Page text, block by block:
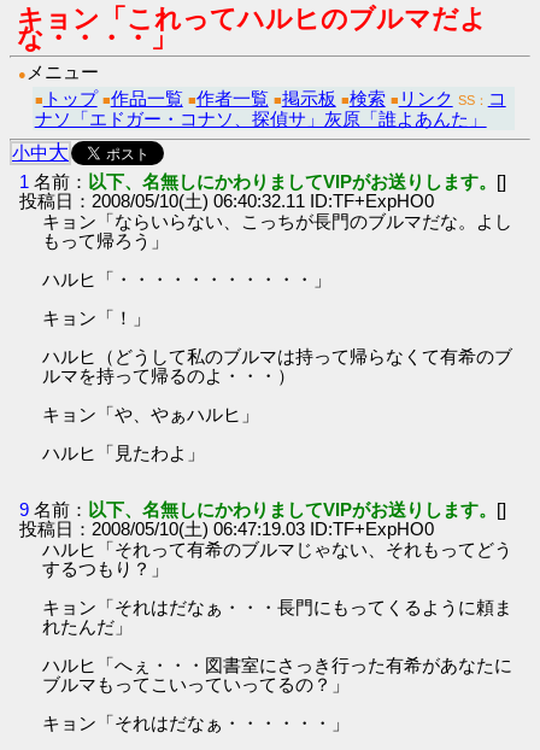
キョン「これってハルヒのブルマだよ
な・・・・」
● メニュー
■ トップ ■作品一覧 ■作者一覧 ■掲示板 ■検索 ■ リンク SS： コ
ナソ「エドガー・コナソ、探偵サ」灰原「誰よあんた」
小中大
1 名前： 以下、名無しにかわりましてVIPがお送りします。 []
投稿日：2008/05/10(土) 06:40:32.11 ID:TF+ExpHO0
キョン「ならいらない、こっちが長門のブルマだな。よし
もって帰ろう」
ハルヒ「・・・・・・・・・・・」
キョン「！」
ハルヒ（どうして私のブルマは持って帰らなくて有希のブ
ルマを持って帰るのよ・・・）
キョン「や、やぁハルヒ」
ハルヒ「見たわよ」
9 名前： 以下、名無しにかわりましてVIPがお送りします。 []
投稿日：2008/05/10(土) 06:47:19.03 ID:TF+ExpHO0
ハルヒ「それって有希のブルマじゃない、それもってどう
するつもり？」
キョン「それはだなぁ・・・長門にもってくるように頼ま
れたんだ」
ハルヒ「へぇ・・・図書室にさっき行った有希があなたに
ブルマもってこいっていってるの？」
キョン「それはだなぁ・・・・・・」